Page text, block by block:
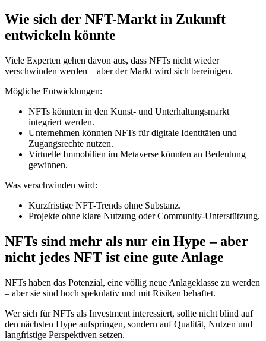
Wie sich der NFT-Markt in Zukunft
entwickeln könnte
Viele Experten gehen davon aus, dass NFTs nicht wieder
verschwinden werden – aber der Markt wird sich bereinigen.
Mögliche Entwicklungen:
NFTs könnten in den Kunst- und Unterhaltungsmarkt
integriert werden.
Unternehmen könnten NFTs für digitale Identitäten und
Zugangsrechte nutzen.
Virtuelle Immobilien im Metaverse könnten an Bedeutung
gewinnen.
Was verschwinden wird:
Kurzfristige NFT-Trends ohne Substanz.
Projekte ohne klare Nutzung oder Community-Unterstützung.
NFTs sind mehr als nur ein Hype – aber
nicht jedes NFT ist eine gute Anlage
NFTs haben das Potenzial, eine völlig neue Anlageklasse zu werden
– aber sie sind hoch spekulativ und mit Risiken behaftet.
Wer sich für NFTs als Investment interessiert, sollte nicht blind auf
den nächsten Hype aufspringen, sondern auf Qualität, Nutzen und
langfristige Perspektiven setzen.